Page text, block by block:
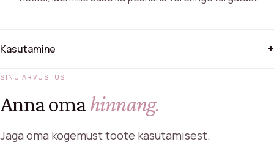
Kasutamine +
SINU ARVUSTUS
Anna omahinnang.
Jaga oma kogemust toote kasutamisest.